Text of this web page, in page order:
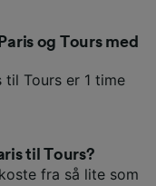
og Tours med
Tours er 1 time
til Tours?
fra så lite som